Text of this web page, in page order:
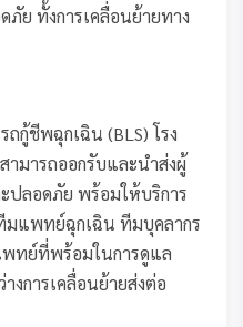
ภัย ทั้งการเคลื่อนย้ายทาง
กู้ชีพฉุกเฉิน (BLS) โรง
มารถออกรับและนำส่งผู้
ปลอดภัย พร้อมให้บริการ
มแพทย์ฉุกเฉิน ทีมบุคลากร
พทย์ที่พร้อมในการดูแล
งการเคลื่อนย้ายส่งต่อ